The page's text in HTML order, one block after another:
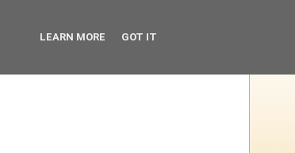
LEARN MORE GOT IT